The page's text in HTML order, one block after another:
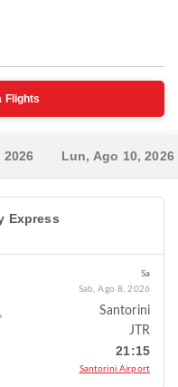
Flights
2026 Lun, Ago 10, 2026
Express
Sa
Sab, Ago 8, 2026
Santorini
JTR
21:15
Santorini Airport